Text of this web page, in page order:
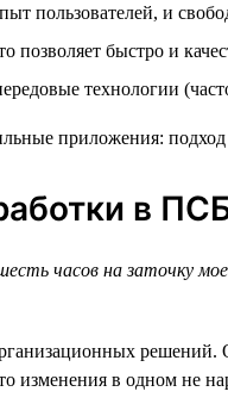
пользователей, и
быстро и
технологии
в
часов на заточку
изменения в одном не